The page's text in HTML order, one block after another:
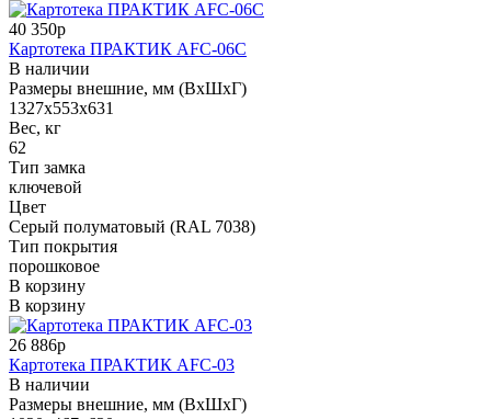
40 350р
Картотека ПРАКТИК AFC-06C
В наличии
Размеры внешние, мм (ВхШхГ)
1327x553x631
Вес, кг
62
Тип замка
ключевой
Цвет
Серый полуматовый (RAL 7038)
Тип покрытия
порошковое
В корзину
В корзину
26 886р
Картотека ПРАКТИК AFC-03
В наличии
Размеры внешние, мм (ВхШхГ)